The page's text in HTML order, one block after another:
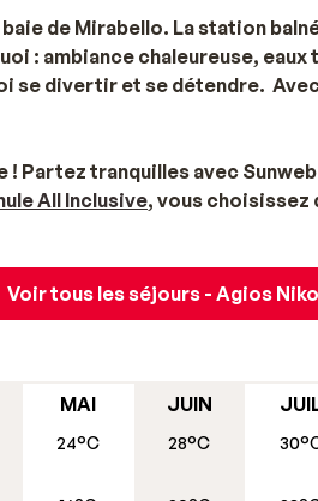
de Mirabello. La station
: ambiance chaleureuse,
se divertir et se détendre.
Partez tranquilles avec
All Inclusive, vous choisissez
illimité). Si vous souhaitez partir
de la ville, au pied des
et boire un verre entre
évènements
que visiter à Agios
Voir tous les séjours - Agios
MAI
24°C
JUIN
28°C